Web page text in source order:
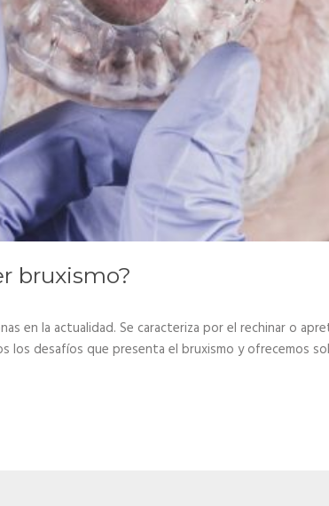
bruxismo?
en la actualidad. Se caracteriza por el rechinar o
los desafíos que presenta el bruxismo y ofrecemos